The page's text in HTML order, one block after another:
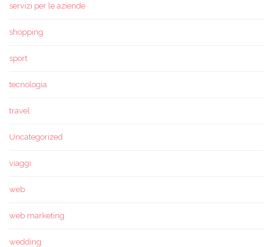
servizi per le aziende
shopping
sport
tecnologia
travel
Uncategorized
viaggi
web
web marketing
wedding